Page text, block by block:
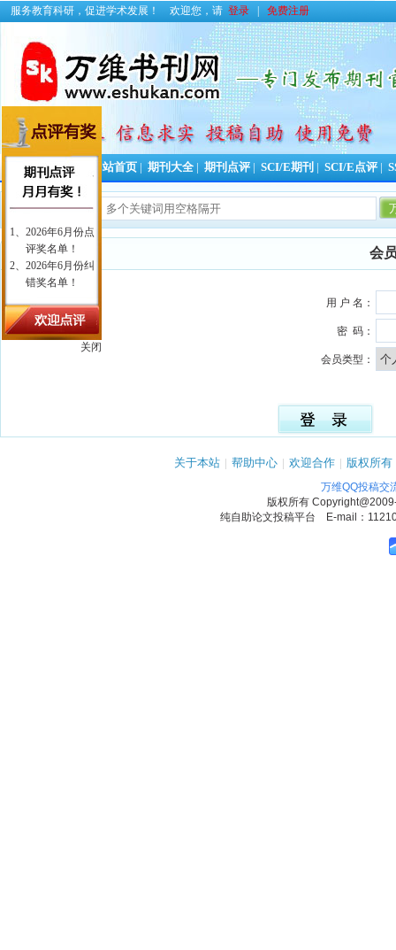
服务教育科研，促进学术发展！ 欢迎您，请 登录 免费注册
投稿好助手！ 网站首页 期刊大全 期刊点评 SCI/E期刊 SCI/E点评
关闭
会
用 户 名：
密 码：
会员类型：
关于本站 | 帮助中心 | 欢迎合作 | 版权所有
万维QQ投稿交
版权所有
纯自助论文投稿平台 E-mail：